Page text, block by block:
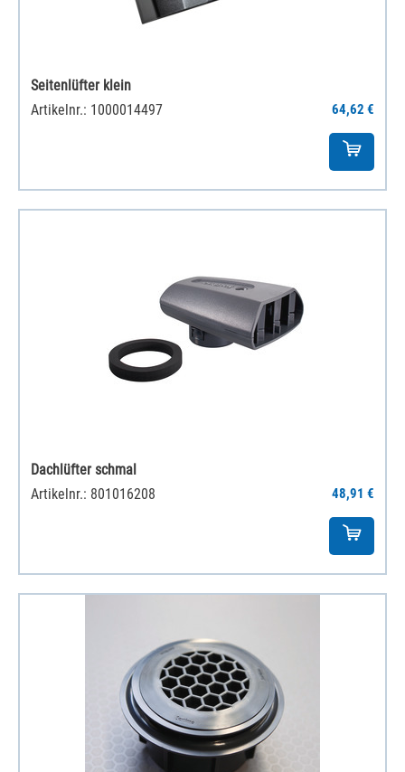
Seitenlüfter klein
Artikelnr.: 1000014497
64,62 €
Dachlüfter schmal
Artikelnr.: 801016208
48,91 €